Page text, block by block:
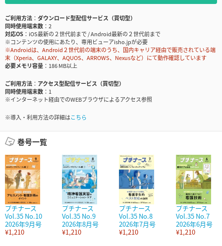
ご利用方法
ダウンロード型配信サービス（買切型）
同時使用端末数
2
対応OS
iOS最新の２世代前まで / Android最新の２世代前まで
※コンテンツの使用にあたり、専用ビューアisho.jpが必要
※Androidは、Android２世代前の端末のうち、国内キャリア経由で販売されている端
末（Xperia、GALAXY、AQUOS、ARROWS、Nexusなど）にて動作確認しています
必要メモリ容量
186 MB以上
ご利用方法
アクセス型配信サービス（買切型）
同時使用端末数
1
※インターネット経由でのWEBブラウザによるアクセス参照
※導入・利用方法の詳細はこちら
巻号一覧
プチナース
Vol.35 No.10
2026年9月号
¥1,210
プチナース
Vol.35 No.9
2026年8月号
¥1,210
プチナース
Vol.35 No.8
2026年7月号
¥1,210
プチナース
Vol.35 No.7
2026年6月号
¥1,210